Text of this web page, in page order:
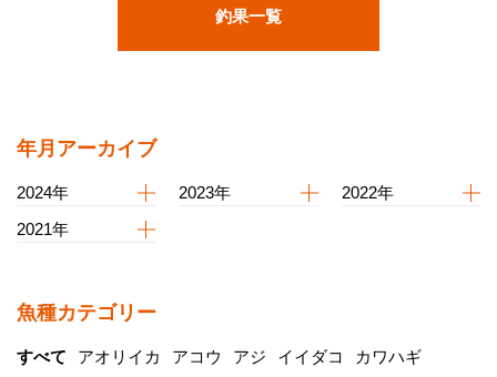
釣果一覧
年月アーカイブ
2024年 2023年
2022年
2021年
魚種カテゴリー
すべて アオリイカ アコウ アジ イイダコ カワハギ